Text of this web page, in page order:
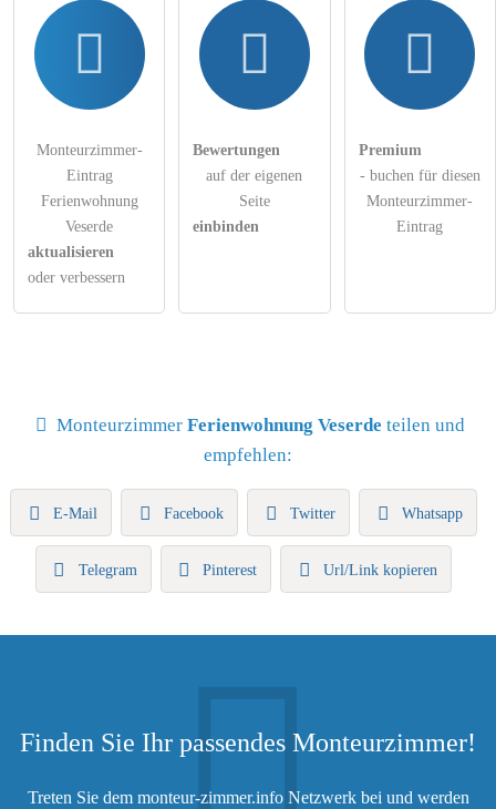
Monteurzimmer-
Eintrag
Ferienwohnung
Veserde
aktualisieren
oder verbessern
Bewertungen
auf der eigenen
Seite
einbinden
Premium
- buchen für diesen
Monteurzimmer-
Eintrag
Monteurzimmer Ferienwohnung Veserde teilen und
empfehlen:
E-Mail Facebook Twitter Whatsapp
Telegram Pinterest Url/Link kopieren
Finden Sie Ihr passendes Monteurzimmer!
Treten Sie dem monteur-zimmer.info Netzwerk bei und werden